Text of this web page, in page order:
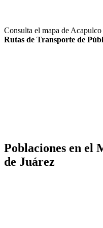
Consulta el mapa de
Rutas de Transporte de
Poblaciones en el
de Juárez